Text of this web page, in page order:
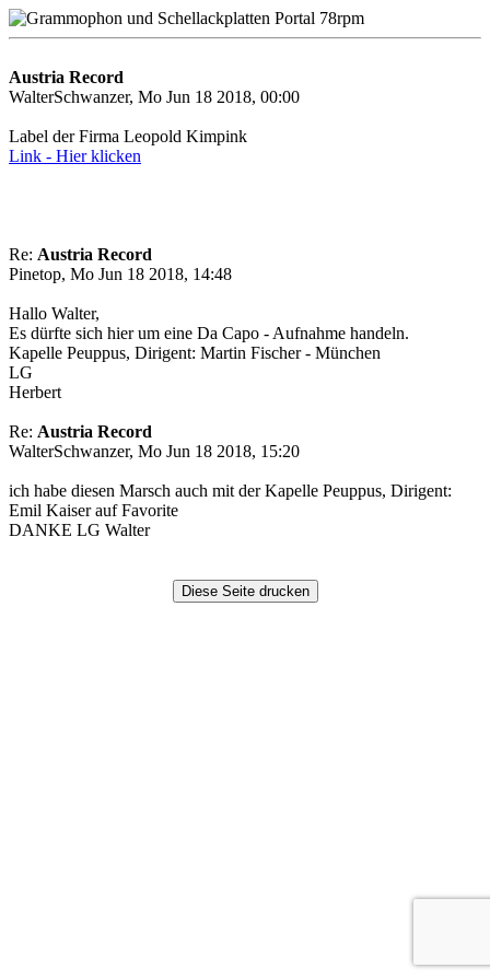
Austria Record
WalterSchwanzer, Mo Jun 18 2018, 00:00
Label der Firma Leopold Kimpink
Link - Hier klicken
Re: Austria Record
Pinetop, Mo Jun 18 2018, 14:48
Hallo Walter,
Es dürfte sich hier um eine Da Capo - Aufnahme handeln.
Kapelle Peuppus, Dirigent: Martin Fischer - München
LG
Herbert
Re: Austria Record
WalterSchwanzer, Mo Jun 18 2018, 15:20
ich habe diesen Marsch auch mit der Kapelle Peuppus, Dirigent:
Emil Kaiser auf Favorite
DANKE LG Walter